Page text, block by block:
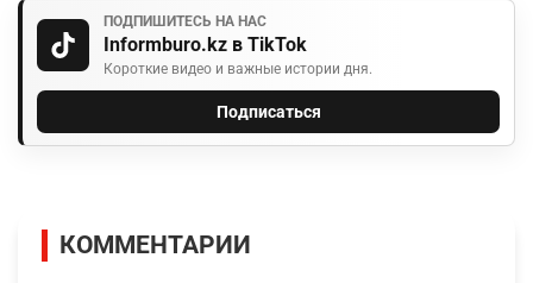
ПОДПИШИТЕСЬ НА НАС
Informburo.kz в TikTok
Короткие видео и важные истории дня.
Подписаться
КОММЕНТАРИИ